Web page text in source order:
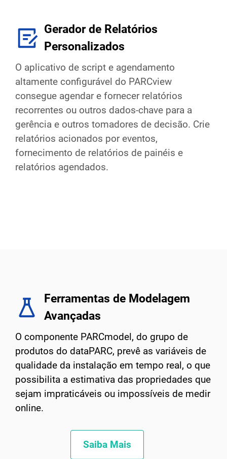
Gerador de Relatórios
Personalizados
O aplicativo de script e agendamento
altamente configurável do PARCview
consegue agendar e fornecer relatórios
recorrentes ou outros dados-chave para a
gerência e outros tomadores de decisão. Crie
relatórios acionados por eventos,
fornecimento de relatórios de painéis e
relatórios agendados.
Ferramentas de Modelagem
Avançadas
O componente PARCmodel, do grupo de
produtos do dataPARC, prevê as variáveis de
qualidade da instalação em tempo real, o que
possibilita a estimativa das propriedades que
sejam impraticáveis ou impossíveis de medir
online.
Saiba Mais